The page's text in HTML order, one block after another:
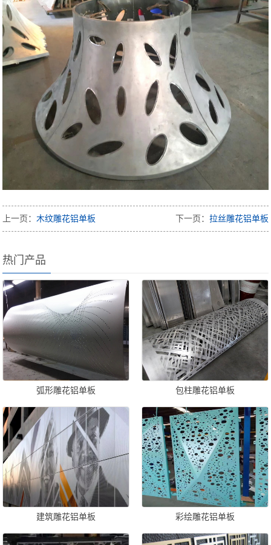
上一页：木纹雕花铝单板 下一页： 拉丝雕花铝单板
热门产品
弧形雕花铝单板 包柱雕花铝单板
建筑雕花铝单板 彩绘雕花铝单板